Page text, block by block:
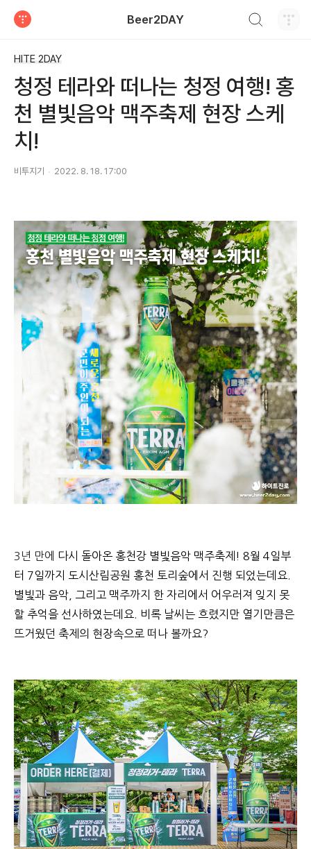
Beer2DAY
HITE 2DAY
청정 테라와 떠나는 청정 여행! 홍
천 별빛음악 맥주축제 현장 스케
치!
비투지기 2022. 8. 18. 17:00
3년 만에 다시 돌아온 홍천강 별빛음악 맥주축제! 8월 4일부
터 7일까지 도시산림공원 홍천 토리숲에서 진행 되었는데요.
별빛과 음악, 그리고 맥주까지 한 자리에서 어우러져 잊지 못
할 추억을 선사하였는데요. 비록 날씨는 흐렸지만 열기만큼은
뜨거웠던 축제의 현장속으로 떠나 볼까요?